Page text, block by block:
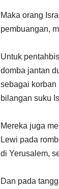
Maka orang
pembuangan,
Untuk
domba jantan
sebagai korban
bilangan suku
Mereka juga
Lewi pada
di Yerusalem,
Dan pada